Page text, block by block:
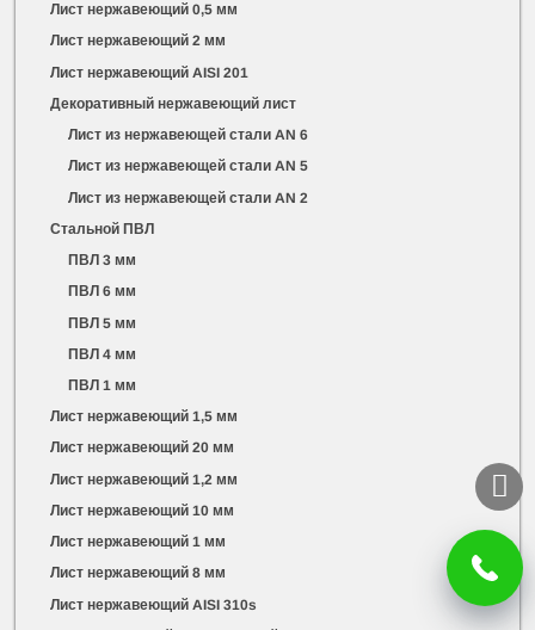
Лист нержавеющий 0,5 мм
Лист нержавеющий 2 мм
Лист нержавеющий AISI 201
Декоративный нержавеющий лист
Лист из нержавеющей стали AN 6
Лист из нержавеющей стали AN 5
Лист из нержавеющей стали AN 2
Стальной ПВЛ
ПВЛ 3 мм
ПВЛ 6 мм
ПВЛ 5 мм
ПВЛ 4 мм
ПВЛ 1 мм
Лист нержавеющий 1,5 мм
Лист нержавеющий 20 мм
Лист нержавеющий 1,2 мм
Лист нержавеющий 10 мм
Лист нержавеющий 1 мм
Лист нержавеющий 8 мм
Лист нержавеющий AISI 310s